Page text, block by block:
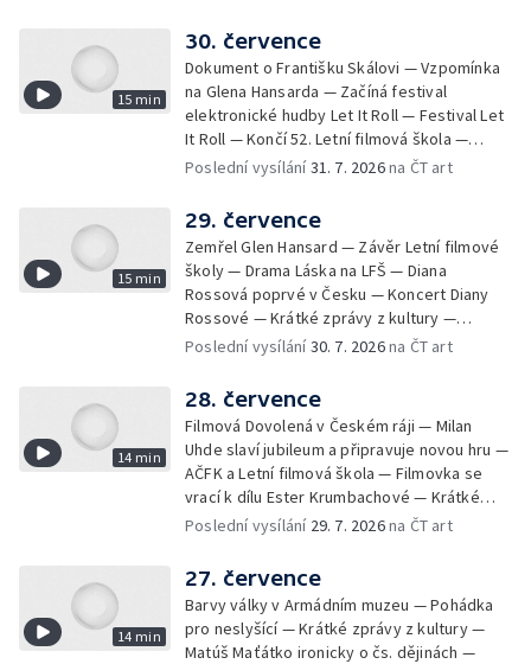
15 min
30. července
Dokument o Františku Skálovi — Vzpomínka
na Glena Hansarda — Začíná festival
elektronické hudby Let It Roll — Festival Let
It Roll — Končí 52. Letní filmová škola —
Krátké zprávy z kultury — Rekonstrukce
Poslední vysílání31. 7. 2026na ČT art
15 min
29. července
Zemřel Glen Hansard — Závěr Letní filmové
školy — Drama Láska na LFŠ — Diana
Rossová poprvé v Česku — Koncert Diany
Rossové — Krátké zprávy z kultury —
Výstavy o proměnách Prahy — Zahajení
Poslední vysílání30. 7. 2026na ČT art
14 min
28. července
Filmová Dovolená v Českém ráji — Milan
Uhde slaví jubileum a připravuje novou hru —
AČFK a Letní filmová škola — Filmovka se
vrací k dílu Ester Krumbachové — Krátké
zprávy z kultury — Antonín Střížek namaloval
Poslední vysílání 29. 7. 2026na ČT art
14 min
27. července
Barvy války v Armádním muzeu — Pohádka
pro neslyšící — Krátké zprávy z kultury —
Matúš Maťátko ironicky o čs. dějinách —